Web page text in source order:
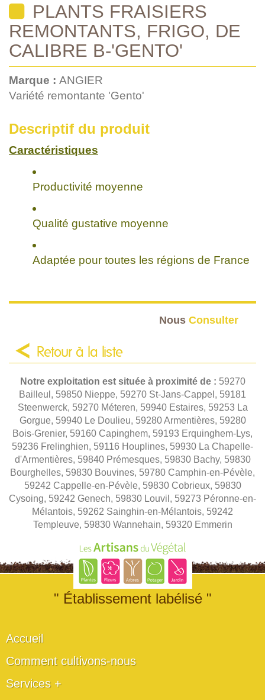
PLANTS FRAISIERS
REMONTANTS, FRIGO, DE
CALIBRE B-'GENTO'
Marque : ANGIER
Variété remontante 'Gento'
Descriptif du produit
Caractéristiques
Productivité moyenne
Qualité gustative moyenne
Adaptée pour toutes les régions de France
Nous Consulter
Retour à la liste
Notre exploitation est située à proximité de : 59270
Bailleul, 59850 Nieppe, 59270 St-Jans-Cappel, 59181
Steenwerck, 59270 Méteren, 59940 Estaires, 59253 La
Gorgue, 59940 Le Doulieu, 59280 Armentières, 59280
Bois-Grenier, 59160 Capinghem, 59193 Erquinghem-Lys,
59236 Frelinghien, 59116 Houplines, 59930 La Chapelle-
d'Armentières, 59840 Prémesques, 59830 Bachy, 59830
Bourghelles, 59830 Bouvines, 59780 Camphin-en-Pévèle,
59242 Cappelle-en-Pévèle, 59830 Cobrieux, 59830
Cysoing, 59242 Genech, 59830 Louvil, 59273 Péronne-en-
Mélantois, 59262 Sainghin-en-Mélantois, 59242
Templeuve, 59830 Wannehain, 59320 Emmerin
" Établissement labélisé "
Accueil
Comment cultivons-nous
Services +